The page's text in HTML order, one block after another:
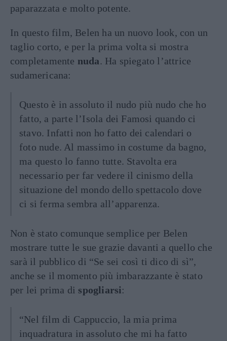
paparazzata e molto potente.
In questo film, Belen ha un nuovo look, con un
taglio corto, e per la prima volta si mostra
completamente nuda. Ha spiegato l’attrice
sudamericana:
Questo è in assoluto il nudo più nudo che ho
fatto, a parte l’Isola dei Famosi quando ci
stavo. Infatti non ho fatto dei calendari o
foto nude. Al massimo in costume da bagno,
ma questo lo fanno tutte. Stavolta era
necessario per far vedere il cinismo della
situazione del mondo dello spettacolo dove
ci si ferma sembra all’apparenza.
Non è stato comunque semplice per Belen
mostrare tutte le sue grazie davanti a quello che
sarà il pubblico di “Se sei così ti dico di sì”,
anche se il momento più imbarazzante è stato
per lei prima di spogliarsi:
“Nel film di Cappuccio, la mia prima
inquadratura in assoluto che mi ha fatto